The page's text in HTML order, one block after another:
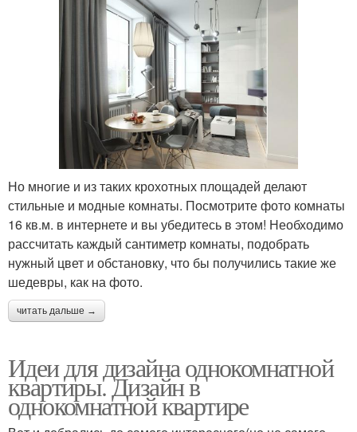
Но многие и из таких крохотных площадей делают
стильные и модные комнаты. Посмотрите фото комнаты
16 кв.м. в интернете и вы убедитесь в этом! Необходимо
рассчитать каждый сантиметр комнаты, подобрать
нужный цвет и обстановку, что бы получились такие же
шедевры, как на фото.
читать дальше →
Идеи для дизайна однокомнатной
квартиры. Дизайн в
однокомнатной квартире